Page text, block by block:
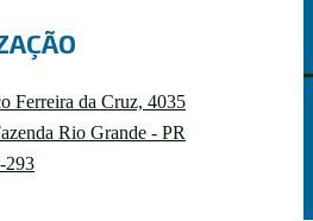
EXPANSIVAS
Ferreira da Cruz, 4035
Rio Grande - PR
293